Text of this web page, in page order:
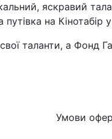
яскравий
путівка на
таланти, а Фонд
Умови